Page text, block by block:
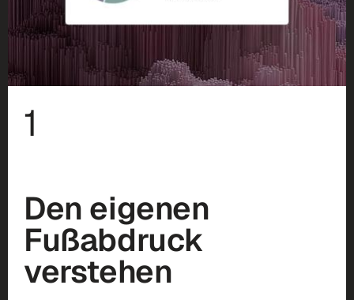
1
Den eigenen
Fußabdruck
verstehen